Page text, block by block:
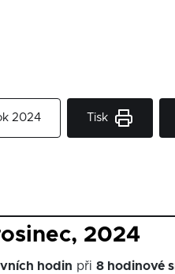
2024 Tisk
2024
hodin při 8 hodinové